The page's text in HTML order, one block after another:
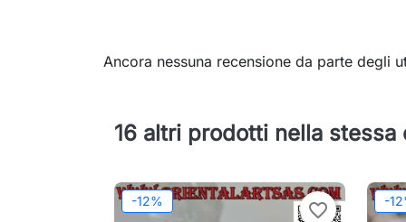
Ancora nessuna recensione da parte degli
16 altri prodotti nella stessa
-12% favorite_border -